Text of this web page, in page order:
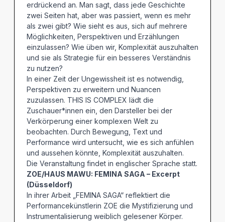
erdrückend an. Man sagt, dass jede Geschichte
zwei Seiten hat, aber was passiert, wenn es mehr
als zwei gibt? Wie sieht es aus, sich auf mehrere
Möglichkeiten, Perspektiven und Erzählungen
einzulassen? Wie üben wir, Komplexität auszuhalten
und sie als Strategie für ein besseres Verständnis
zu nutzen?
In einer Zeit der Ungewissheit ist es notwendig,
Perspektiven zu erweitern und Nuancen
zuzulassen. THIS IS COMPLEX lädt die
Zuschauer*innen ein, den Darsteller bei der
Verkörperung einer komplexen Welt zu
beobachten. Durch Bewegung, Text und
Performance wird untersucht, wie es sich anfühlen
und aussehen könnte, Komplexität auszuhalten.
Die Veranstaltung findet in englischer Sprache statt.
ZOE/HAUS MAWU: FEMINA SAGA – Excerpt
(Düsseldorf)
In ihrer Arbeit „FEMINA SAGA“ reflektiert die
Performancekünstlerin ZOE die Mystifizierung und
Instrumentalisierung weiblich gelesener Körper.